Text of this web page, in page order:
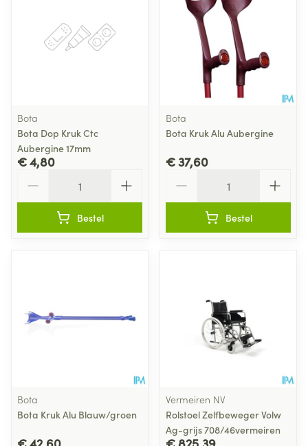
Bota
Bota Dop Kruk Ctc
Aubergine 17mm
€ 4,80
Bestel
Bota
Bota Kruk Alu Aubergine
€ 37,60
Bestel
Bota
Bota Kruk Alu Blauw/groen
Vermeiren NV
Rolstoel Zelfbeweger Volw
Ag-grijs 708/46vermeiren